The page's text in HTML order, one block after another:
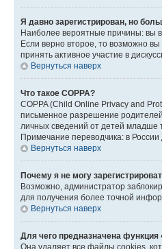
Я давно зарегистрирован, но
Наиболее вероятные причины: вы
Если верно второе, то возможно
принять активное участие в
Вернуться наверх
Что такое COPPA?
COPPA (Child Online Privacy and
письменное разрешение
личных сведений от детей младше
Примечание переводчика: в
Вернуться наверх
Почему я не могу
Возможно, администратор
для получения более точной
Вернуться наверх
Для чего предназначена функция
Она удаляет все файлы cookies,